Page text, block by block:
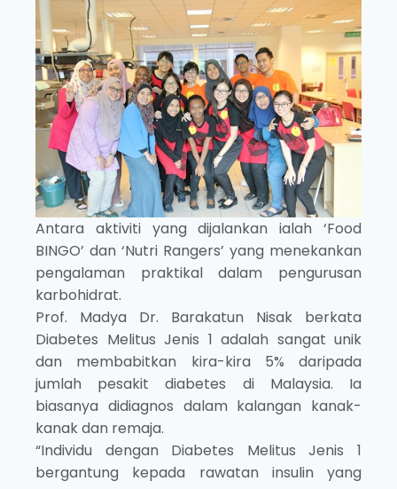
Antara aktiviti yang dijalankan ialah ‘Food
BINGO’ dan ‘Nutri Rangers’ yang menekankan
pengalaman praktikal dalam pengurusan
karbohidrat.
Prof. Madya Dr. Barakatun Nisak berkata
Diabetes Melitus Jenis 1 adalah sangat unik
dan membabitkan kira-kira 5% daripada
jumlah pesakit diabetes di Malaysia. Ia
biasanya didiagnos dalam kalangan kanak-
kanak dan remaja.
“Individu dengan Diabetes Melitus Jenis 1
bergantung kepada rawatan insulin yang